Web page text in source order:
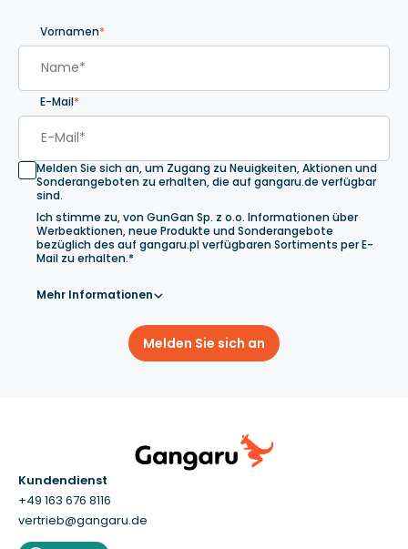
Vornamen*
E-Mail*
Melden Sie sich an, um Zugang zu Neuigkeiten, Aktionen und
Sonderangeboten zu erhalten, die auf gangaru.de verfügbar
sind.
Ich stimme zu, von GunGan Sp. z o.o. Informationen über
Werbeaktionen, neue Produkte und Sonderangebote
bezüglich des auf gangaru.pl verfügbaren Sortiments per E-
Mail zu erhalten.*
Mehr Informationen
Melden Sie sich an
Kundendienst
+49 163 676 8116
vertrieb@gangaru.de